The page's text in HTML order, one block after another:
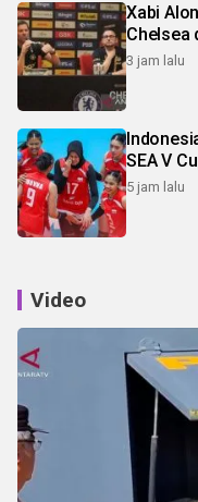
Xabi
Chelsea
3 jam lalu
SEA V
5 jam lalu
Video